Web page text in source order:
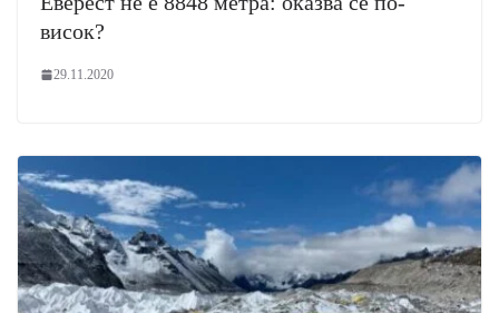
висок?
29.11.2020